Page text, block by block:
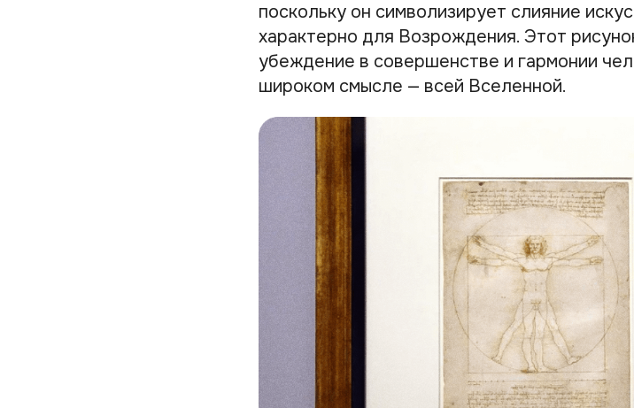
поскольку он символизирует слияние
характерно для Возрождения. Этот
убеждение в совершенстве и гармонии
широком смысле — всей Вселенной.